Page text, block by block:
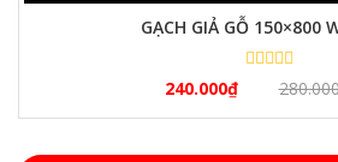
GẠCH GIẢ GỖ 150×800
240.000₫